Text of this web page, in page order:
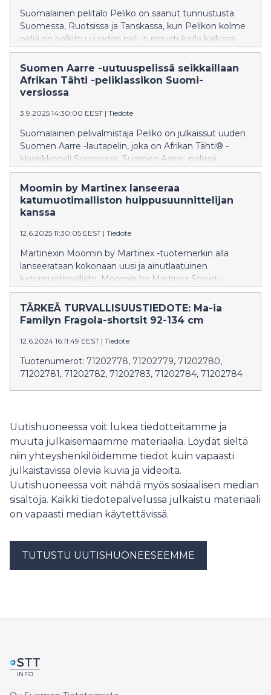
Suomalainen pelitalo Peliko on saanut tunnustusta
Suomessa, Ruotsissa ja Tanskassa, kun Pelikon kolme
peliä on palkittu vuoden peli -tunnustuksilla kaikissa
kolmessa maassa. Vuoden peli -tunnustus on yksi
arvostetuimmista pelialan tunnustuksista.
Suomen Aarre -uutuuspelissä seikkaillaan
Afrikan Tähti -peliklassikon Suomi-
versiossa
3.9.2025 14:30:00 EEST | Tiedote
Suomalainen pelivalmistaja Peliko on julkaissut uuden
Suomen Aarre -lautapelin, joka on Afrikan Tähti® -
klassikkopeli Suomessa. Suomen Aarre -pelissä
seikkaillaan eri puolilla Suomea neljässä
luonnonmaisemassa ja etsitään maan kauneinta
paikkaa, Suomen Aarretta – ja vältellään Itikoita.
Moomin by Martinex lanseeraa
katumuotimalliston huippusuunnittelijan
kanssa
12.6.2025 11:30:05 EEST | Tiedote
Martinexin Moomin by Martinex -tuotemerkin alla
lanseerataan kokonaan uusi ja ainutlaatuinen
katumuotimallisto. Moomin by Martinex Street -
mallisto on suunniteltu yhteistyössä innovatiivisesta ja
rohkeasta tyylistään tunnetun suomalaisen
muotisuunnittelijan Mert Otsamon kanssa. Mallisto
TÄRKEÄ TURVALLISUUSTIEDOTE: Ma-ia
Familyn Fragola-shortsit 92-134 cm
12.6.2024 16:11:49 EEST | Tiedote
Tuotenumerot: 71202778, 71202779, 71202780,
71202781, 71202782, 71202783, 71202784, 71202784
Uutishuoneessa voit lukea tiedotteitamme ja
muuta julkaisemaamme materiaalia. Löydät sieltä
niin yhteyshenkilöidemme tiedot kuin vapaasti
julkaistavissa olevia kuvia ja videoita.
Uutishuoneessa voit nähdä myös sosiaalisen median
sisältöjä. Kaikki tiedotepalvelussa julkaistu materiaali
on vapaasti median käytettävissä.
TUTUSTU UUTISHUONEESEEMME